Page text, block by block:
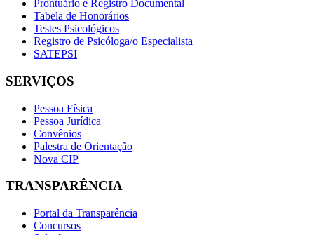
Prontuário e Registro Documental
Tabela de Honorários
Testes Psicológicos
Registro de Psicóloga/o Especialista
SATEPSI
SERVIÇOS
Pessoa Física
Pessoa Jurídica
Convênios
Palestra de Orientação
Nova CIP
TRANSPARÊNCIA
Portal da Transparência
Concursos